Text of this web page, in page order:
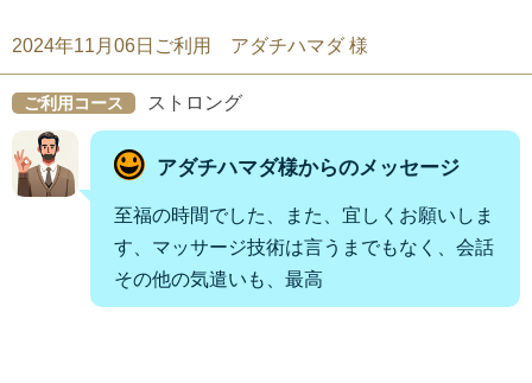
2024年11月06日ご利用 アダチハマダ 様
ご利用コース ストロング
アダチハマダ様からのメッセージ
至福の時間でした、また、宜しくお願いしま
す、マッサージ技術は言うまでもなく、会話
その他の気遣いも、最高